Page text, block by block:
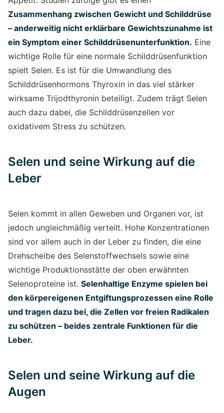
Zusammenhang zwischen Gewicht und Schilddrüse
– anderweitig nicht erklärbare Gewichtszunahme ist
ein Symptom einer Schilddrüsenunterfunktion. Eine
wichtige Rolle für eine normale Schilddrüsenfunktion
spielt Selen. Es ist für die Umwandlung des
Schilddrüsenhormons Thyroxin in das viel stärker
wirksame Trijodthyronin beteiligt. Zudem trägt Selen
auch dazu dabei, die Schilddrüsenzellen vor
oxidativem Stress zu schützen.
Selen und seine Wirkung auf die
Leber
Selen kommt in allen Geweben und Organen vor, ist
jedoch ungleichmäßig verteilt. Hohe Konzentrationen
sind vor allem auch in der Leber zu finden, die eine
Drehscheibe des Selenstoffwechsels sowie eine
wichtige Produktionsstätte der oben erwähnten
Selenoproteine ist. Selenhaltige Enzyme spielen bei
den körpereigenen Entgiftungsprozessen eine Rolle
und tragen dazu bei, die Zellen vor freien Radikalen
zu schützen – beides zentrale Funktionen für die
Leber.
Selen und seine Wirkung auf die
Augen